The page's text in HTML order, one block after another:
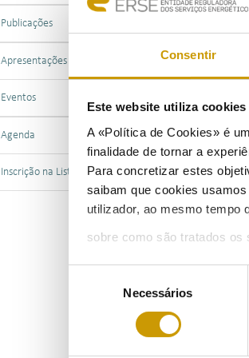
Consentir
Este website utiliza
A «Política de Cookies» é
finalidade de tornar a
Para concretizar estes
saibam que cookies
utilizador, ao mesmo tempo
sobre como são tratados
consentimento
Necessários
Publicações
Apresentações
Eventos
Agenda
Inscrição na Lista de Divulgação
O
de
A
Em
O